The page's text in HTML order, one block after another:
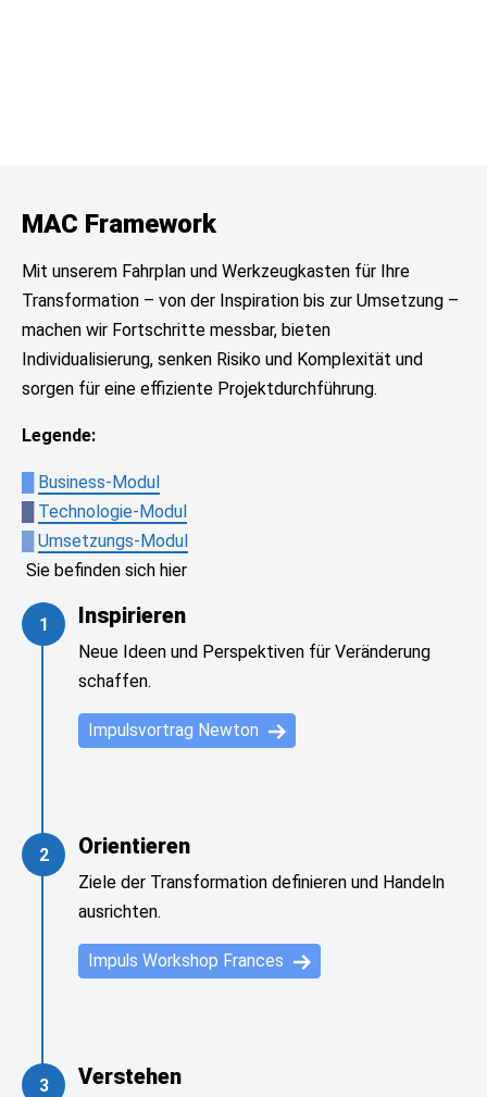
MAC Framework
Mit unserem Fahrplan und Werkzeugkasten für Ihre
Transformation – von der Inspiration bis zur Umsetzung –
machen wir Fortschritte messbar, bieten
Individualisierung, senken Risiko und Komplexität und
sorgen für eine effiziente Projektdurchführung.
Legende:
Business-Modul
Technologie-Modul
Umsetzungs-Modul
Sie befinden sich hier
1 Inspirieren
Neue Ideen und Perspektiven für Veränderung
schaffen.
Impulsvortrag Newton
2 Orientieren
Ziele der Transformation definieren und Handeln
ausrichten.
Impuls Workshop Frances
3 Verstehen